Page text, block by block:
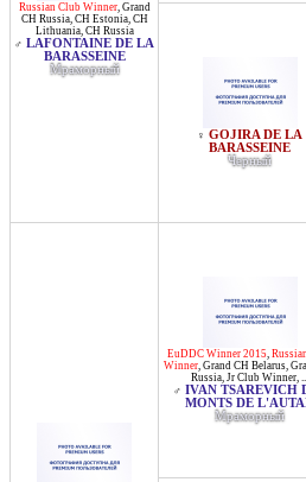
Russian Club Winner, Grand
CH Russia, CH Estonia, CH
Lithuania, CH Russia
♂ LAFONTAINE DE LA
BARASSEINE
Мраморный
♀ GOJIRA DE LA
BARASSEINE
Черный
EuDDC Winner 2015,
Winner, Grand CH Belarus,
Russia, Jr Club Winner,
♂ IVAN TSAREVICH
MONTS DE
Мраморный